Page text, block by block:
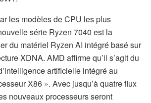
les modèles de CPU les plus
série Ryzen 7040 est la
du matériel Ryzen AI intégré basé sur
XDNA. AMD affirme qu’il s’agit du
artificielle intégré au
X86 ». Avec jusqu’à quatre flux
nouveaux processeurs seront